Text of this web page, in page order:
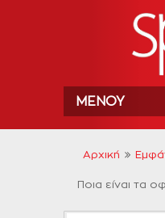
ΜΕΝΟΎ
Αρχική
Ποια είναι τα